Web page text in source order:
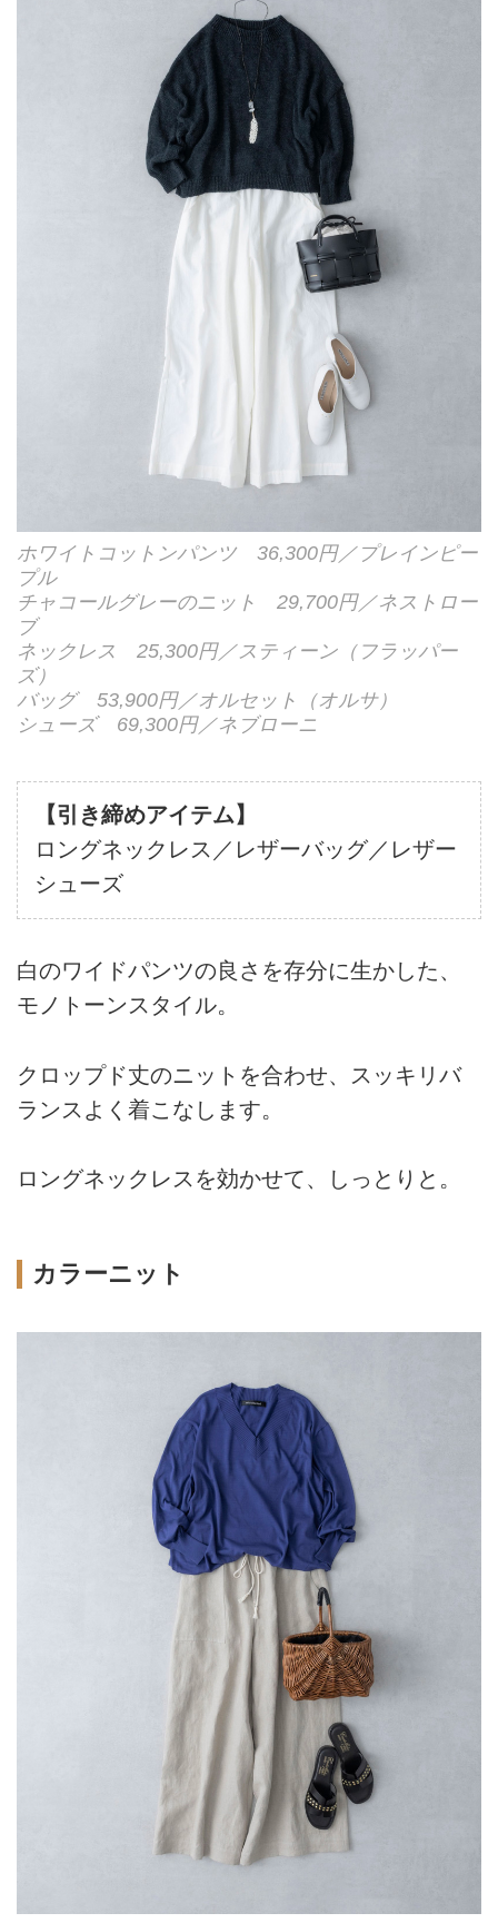
ホワイトコットンパンツ 36,300円／プレインピー
プル
チャコールグレーのニット 29,700円／ネストロー
ブ
ネックレス 25,300円／スティーン（フラッパー
ズ）
バッグ 53,900円／オルセット（オルサ）
シューズ 69,300円／ネブローニ
【引き締めアイテム】
ロングネックレス／レザーバッグ／レザー
シューズ
白のワイドパンツの良さを存分に生かした、
モノトーンスタイル。
クロップド丈のニットを合わせ、スッキリバ
ランスよく着こなします。
ロングネックレスを効かせて、しっとりと。
カラーニット